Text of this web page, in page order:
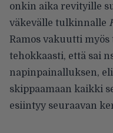
onkin aika revityille
väkevälle tulkinnalle
Ramos vakuutti
tehokkaasti, että sai
napinpainalluksen,
skippaamaan kaikki
esiintyy seuraavan